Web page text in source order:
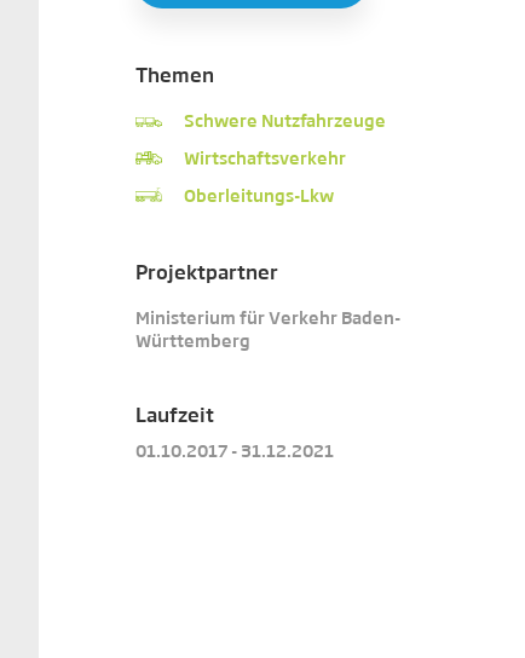
Themen
Schwere Nutzfahrzeuge
Wirtschaftsverkehr
Oberleitungs-Lkw
Projektpartner
Ministerium für Verkehr Baden-
Württemberg
Laufzeit
01.10.2017 - 31.12.2021